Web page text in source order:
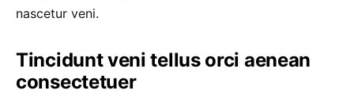
nascetur veni.
Tincidunt veni tellus orci aenean
consectetuer